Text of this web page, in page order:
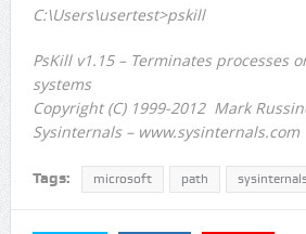
C:\Users\usertest>pskill
PsKill v1.15 – Terminates processes
systems
Copyright (C) 1999-2012 Mark
Sysinternals – www.sysinternals.com
Tags: microsoft path